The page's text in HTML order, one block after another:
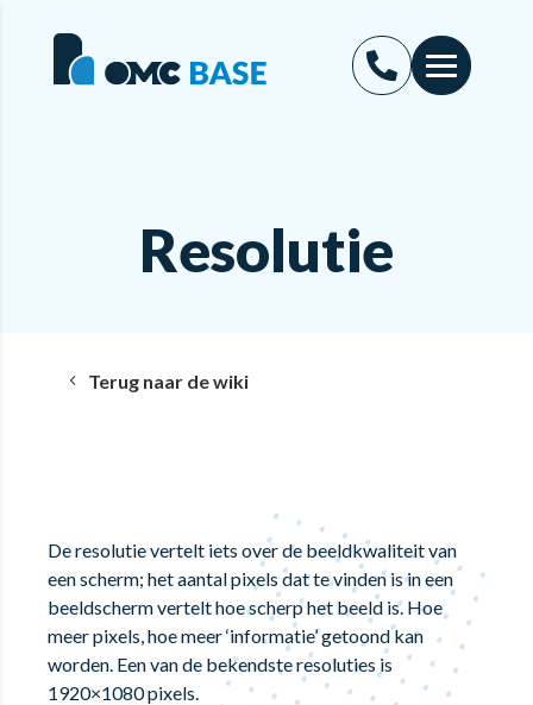
Resolutie
Terug naar de wiki
De resolutie vertelt iets over de beeldkwaliteit van
een scherm; het aantal pixels dat te vinden is in een
beeldscherm vertelt hoe scherp het beeld is. Hoe
meer pixels, hoe meer ‘informatie’ getoond kan
worden. Een van de bekendste resoluties is
1920×1080 pixels.